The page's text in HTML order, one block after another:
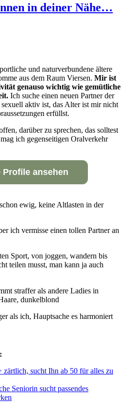
in deiner Nähe…
und naturverbundene ältere
aus dem Raum Viersen. Mir ist
genauso wichtig wie gemütliche
Ich suche einen neuen Partner der
aktiv ist, das Alter ist mir nicht
erfüllst.
darüber zu sprechen, das solltest
ich gegenseitigen Oralverkehr
Profile ansehen
ewig, keine Altlasten in der
ich vermisse einen tollen Partner an
Sport, von joggen, wandern bis
teilen musst, man kann ja auch
straffer als andere Ladies in
dunkelblond
als ich, Hauptsache es harmoniert
zärtlich, sucht Ihn ab 50 für alles zu
Seniorin sucht passendes